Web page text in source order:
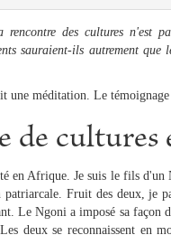
rencontre des cultures n'est
sauraient-ils autrement
une méditation. Le témoignage
de cultures
en Afrique. Je suis le fils
Fruit des deux, je
Le Ngoni a imposé sa façon
deux se reconnaissent en